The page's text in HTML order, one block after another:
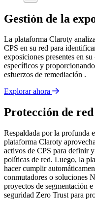
Gestión de la
La plataforma Claroty
CPS en su red para
exposiciones presentes en
específicos y
esfuerzos de remediación .
Explorar ahora
Protección de red
Respaldada por la profunda
plataforma Claroty
activos de CPS para definir
políticas de red. Luego, la
hacer cumplir
conmutadores o soluciones
proyectos de segmentación
seguridad Zero Trust para